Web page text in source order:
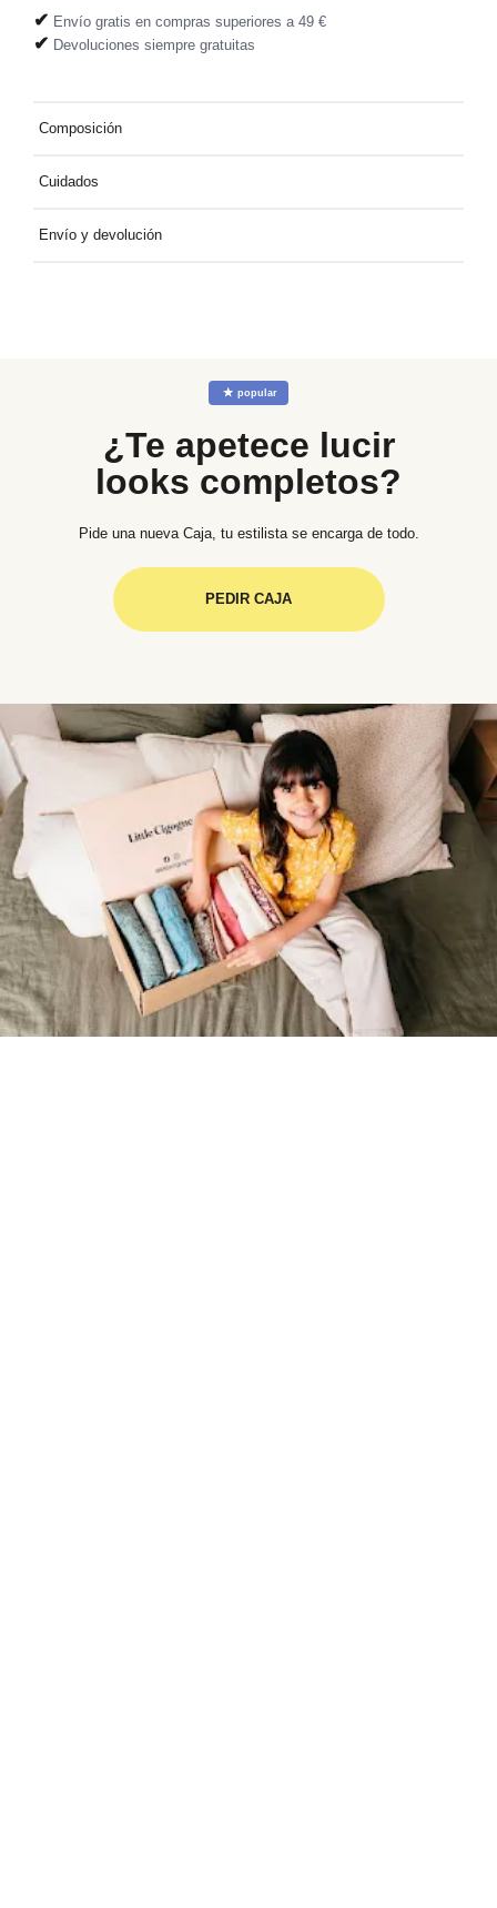
✔ Envío gratis en compras superiores a 49 €
✔ Devoluciones siempre gratuitas
Composición
Cuidados
Envío y devolución
☆ popular
¿Te apetece lucir
looks completos?
Pide una nueva Caja, tu estilista se encarga de todo.
PEDIR CAJA